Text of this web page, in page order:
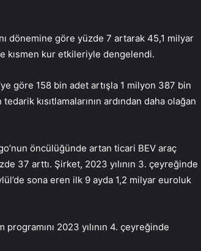
dönemine göre yüzde 7 artarak 45,1 milyar
kısmen kur etkileriyle dengelendi.
göre 158 bin adet artışla 1 milyon 387 bin
kısıtlamalarının ardından daha olağan
öncülüğünde artan ticari BEV araç
37 arttı. Şirket, 2023 yılının 3. çeyreğinde
sona eren ilk 9 ayda 1,2 milyar euroluk
2023 yılının 4. çeyreğinde